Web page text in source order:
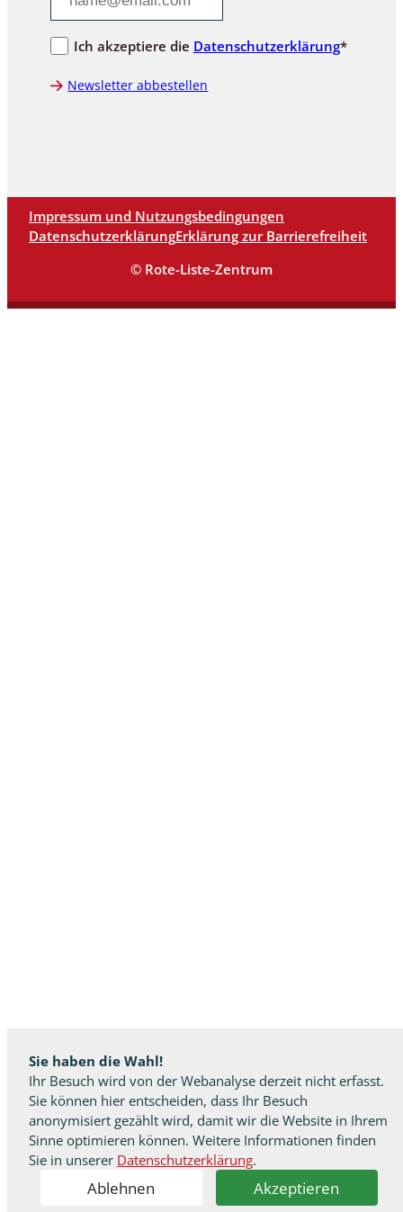
Sie haben die Wahl!
Ihr Besuch wird von der Webanalyse derzeit nicht erfasst.
Sie können hier entscheiden, dass Ihr Besuch
anonymisiert gezählt wird, damit wir die Website in Ihrem
Sinne optimieren können. Weitere Informationen finden
Sie in unserer Datenschutzerklärung.
Ablehnen Akzeptieren
Ich akzeptiere die Datenschutzerklärung*
Newsletter abbestellen
Impressum und Nutzungsbedingungen
DatenschutzerklärungErklärung zur Barrierefreiheit
© Rote-Liste-Zentrum